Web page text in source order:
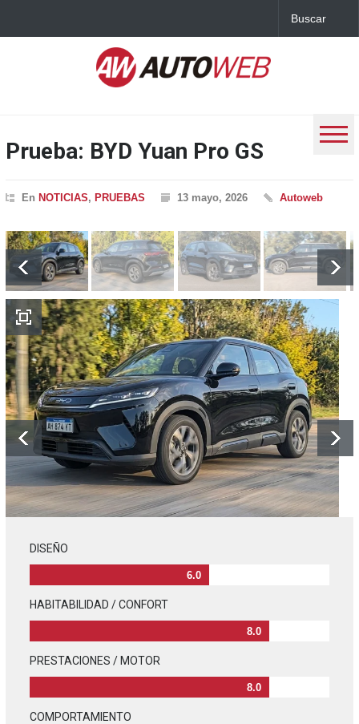
Prueba: BYD Yuan Pro GS
En NOTICIAS, PRUEBAS 13 mayo, 2026 Autoweb
DISEÑO
6.0
HABITABILIDAD / CONFORT
8.0
PRESTACIONES / MOTOR
8.0
COMPORTAMIENTO